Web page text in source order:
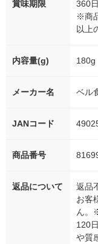
賞味期限
360日
※商
以上
内容量(g) 180g
メーカー名 ベル
JANコード
商品番号
返品について
返品
お客
ん。
120
や質